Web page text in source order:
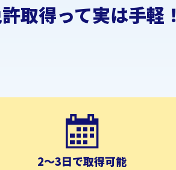
取得って実は手軽！
2～3日で取得可能